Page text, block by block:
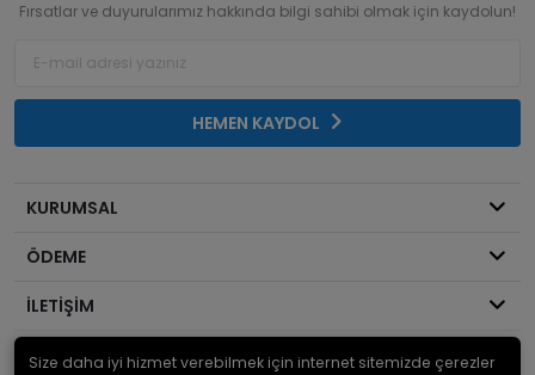
Fırsatlar ve duyurularımız hakkında bilgi sahibi olmak için kaydolun!
HEMEN KAYDOL
KURUMSAL
ÖDEME
İLETİŞİM
© 2026Mekanik Sepeti. Bir Serdaroğlu A.Ş markasıdır ve tüm hakları
Size daha iyi hizmet verebilmek için internet sitemizde çerezler